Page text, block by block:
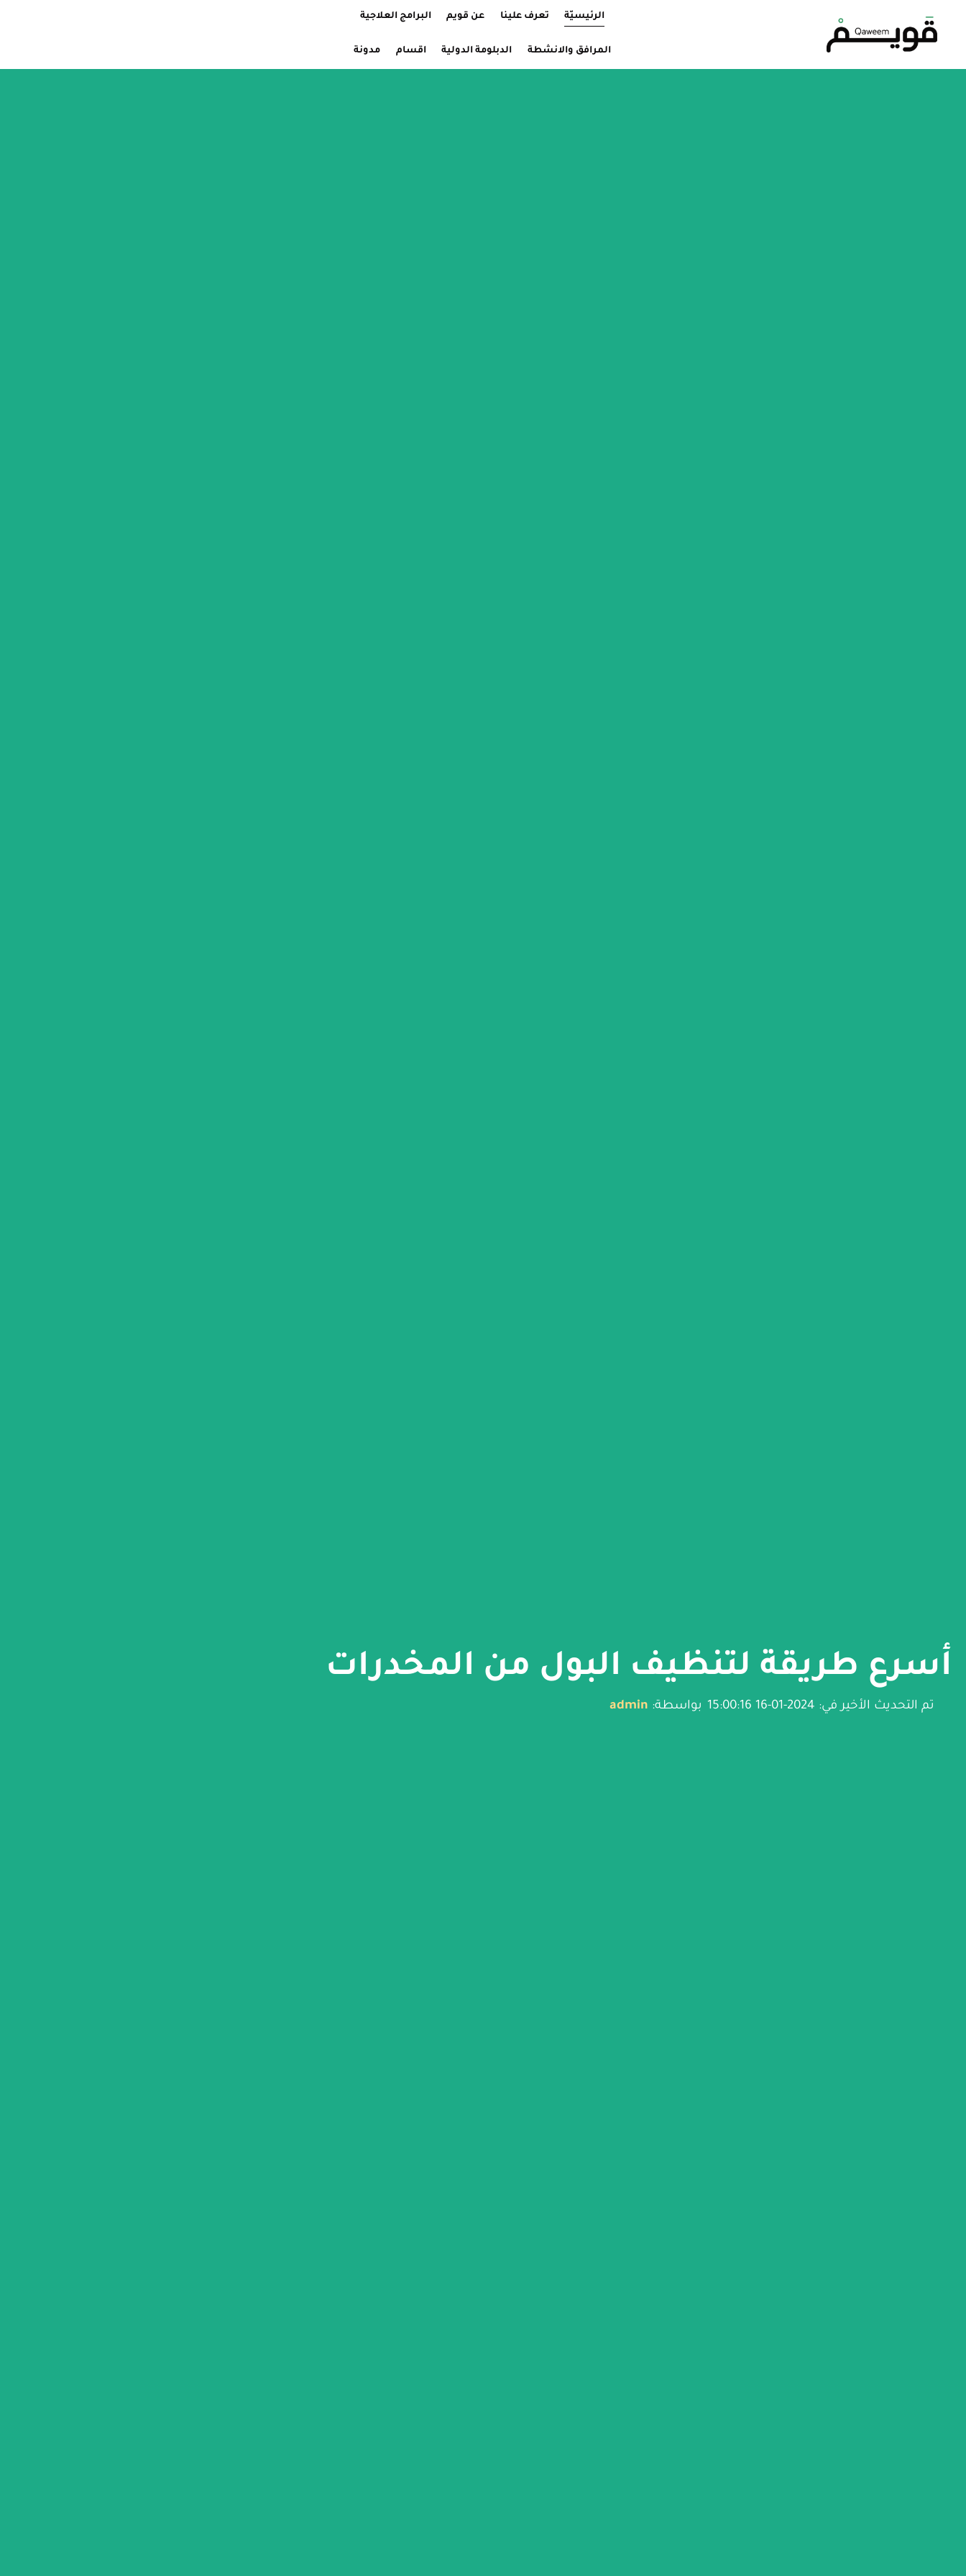
Current Page:
الرئيسيّة تعرف علينا عن قويم البرامج العلاجية
المرافق والانشطة الدبلومة الدولية اقسام مدونة
أسرع طريقة لتنظيف البول من المخدرات
تم التحديث الأخير في: 2024-01-16 15:00:16 بواسطة: admin